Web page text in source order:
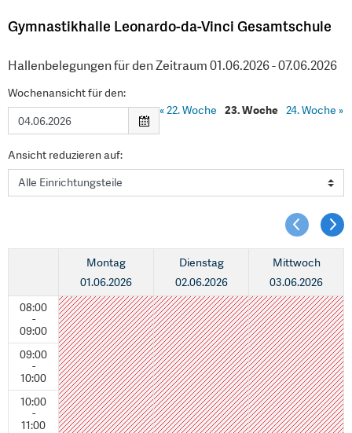
Gymnastikhalle Leonardo-da-Vinci Gesamtschule
Hallenbelegungen für den Zeitraum 01.06.2026 - 07.06.2026
Wochenansicht für den:
«22. Woche 23. Woche 24. Woche »
Ansicht reduzieren auf:
08:00
-
09:00
09:00
-
10:00
10:00
-
11:00
Montag
01.06.2026
Dienstag
02.06.2026
Mittwoch
03.06.2026